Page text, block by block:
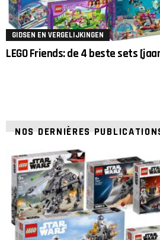
GIDSEN EN VERGELIJKINGEN
LEGO Friends: de 4 beste sets
NOS DERNIÈRES